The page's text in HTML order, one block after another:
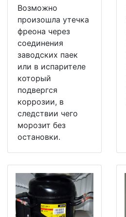
Возможно
произошла утечка
фреона через
соединения
заводских паек
или в испарителе
который
подвергся
коррозии, в
следствии чего
морозит без
остановки.